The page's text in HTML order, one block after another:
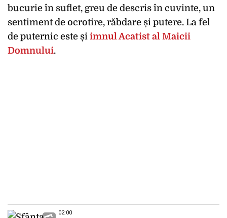
bucurie în suflet, greu de descris în cuvinte, un
sentiment de ocrotire, răbdare și putere. La fel
de puternic este și imnul Acatist al Maicii
Domnului.
02:00